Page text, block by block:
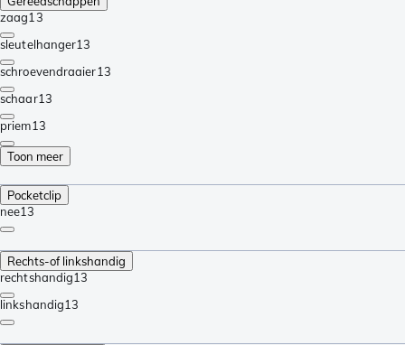
zaag13
sleutelhanger13
schroevendraaier13
schaar13
priem13
Toon meer
Pocketclip
nee13
Rechts-of linkshandig
rechtshandig13
linkshandig13